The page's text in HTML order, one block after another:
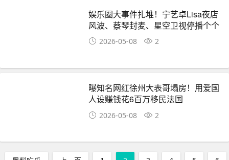
娱乐圈大事件扎堆！宁艺卓Lisa夜店
风波、蔡琴封麦、星空卫视停播个个
炸热搜
2026-05-08 2
曝知名网红徐州大表哥塌房！用爱国
人设赚钱花6百万移民法国
2026-05-08 2